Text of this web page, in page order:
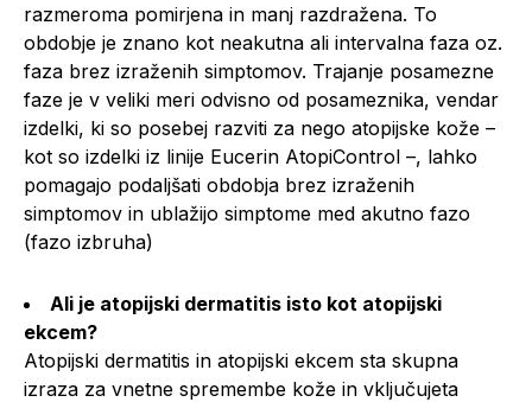
razmeroma pomirjena in manj razdražena. To
obdobje je znano kot neakutna ali intervalna faza oz.
faza brez izraženih simptomov. Trajanje posamezne
faze je v veliki meri odvisno od posameznika, vendar
izdelki, ki so posebej razviti za nego atopijske kože –
kot so izdelki iz linije Eucerin AtopiControl –, lahko
pomagajo podaljšati obdobja brez izraženih
simptomov in ublažijo simptome med akutno fazo
(fazo izbruha)
Ali je atopijski dermatitis isto kot atopijski
ekcem?
Atopijski dermatitis in atopijski ekcem sta skupna
izraza za vnetne spremembe kože in vključujeta